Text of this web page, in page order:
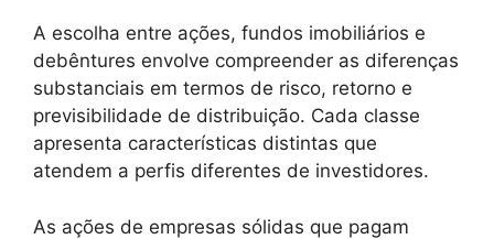
A escolha entre ações, fundos imobiliários e
debêntures envolve compreender as diferenças
substanciais em termos de risco, retorno e
previsibilidade de distribuição. Cada classe
apresenta características distintas que
atendem a perfis diferentes de investidores.
As ações de empresas sólidas que pagam